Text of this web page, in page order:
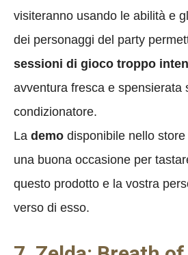
visiteranno usando le abilità e
dei personaggi del party
sessioni di gioco troppo
avventura fresca e spensierata
condizionatore.
La demo disponibile nello
una buona occasione per
questo prodotto e la vostra
verso di esso.